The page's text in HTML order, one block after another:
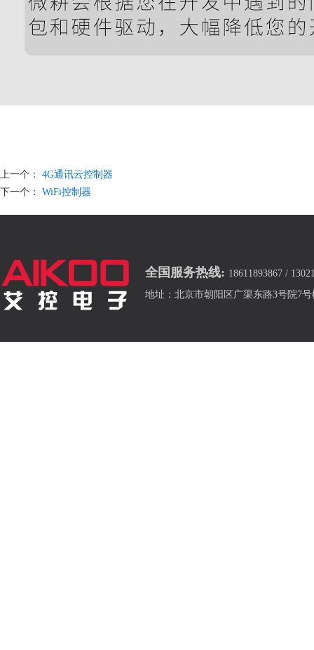
上一个： 4G通讯云控制器
下一个： WiFi控制器
全国服务热线: 18611893867 /
地址：北京市朝阳区广渠东路3号院7